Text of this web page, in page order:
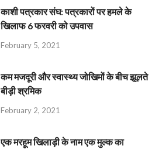
काशी पत्रकार संघ: पत्रकारों पर हमले के
खिलाफ 6 फरवरी को उपवास
February 5, 2021
कम मजदूरी और स्वास्थ्य जोखिमों के बीच झूलते
बीड़ी श्रमिक
February 2, 2021
एक मरहूम खिलाड़ी के नाम एक मुल्क का